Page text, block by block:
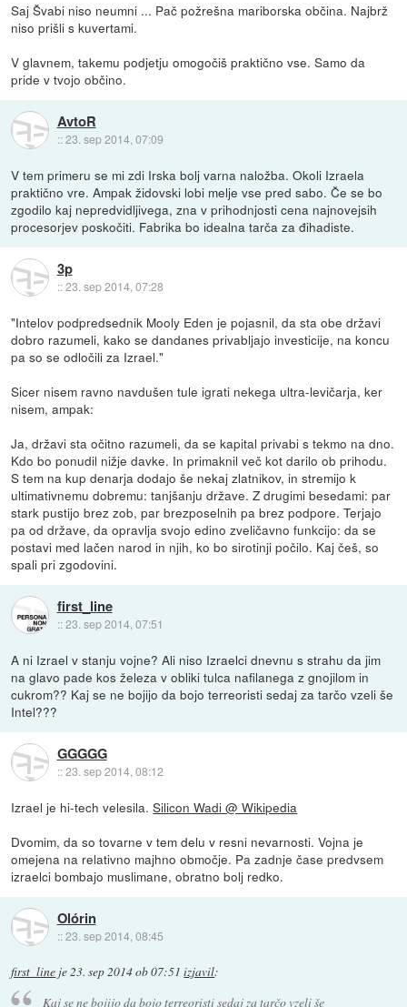
Saj Švabi niso neumni ... Pač požrešna mariborska občina. Najbrž
niso prišli s kuvertami.
V glavnem, takemu podjetju omogočiš praktično vse. Samo da
pride v tvojo občino.
AvtoR
::23. sep 2014, 07:09
V tem primeru se mi zdi Irska bolj varna naložba. Okoli Izraela
praktično vre. Ampak židovski lobi melje vse pred sabo. Če se bo
zgodilo kaj nepredvidljivega, zna v prihodnjosti cena najnovejsih
procesorjev poskočiti. Fabrika bo idealna tarča za đihadiste.
3p
::23. sep 2014, 07:28
"Intelov podpredsednik Mooly Eden je pojasnil, da sta obe državi
dobro razumeli, kako se dandanes privabljajo investicije, na koncu
pa so se odločili za Izrael."
Sicer nisem ravno navdušen tule igrati nekega ultra-levičarja, ker
nisem, ampak:
Ja, državi sta očitno razumeli, da se kapital privabi s tekmo na dno.
Kdo bo ponudil nižje davke. In primaknil več kot darilo ob prihodu.
S tem na kup denarja dodajo še nekaj zlatnikov, in stremijo k
ultimativnemu dobremu: tanjšanju države. Z drugimi besedami: par
stark pustijo brez zob, par brezposelnih pa brez podpore. Terjajo
pa od države, da opravlja svojo edino zveličavno funkcijo: da se
postavi med lačen narod in njih, ko bo sirotinji počilo. Kaj češ, so
spali pri zgodovini.
first_line
::23. sep 2014, 07:51
A ni Izrael v stanju vojne? Ali niso Izraelci dnevnu s strahu da jim
na glavo pade kos železa v obliki tulca nafilanega z gnojilom in
cukrom?? Kaj se ne bojijo da bojo terreoristi sedaj za tarčo vzeli še
Intel???
GGGGG
::23. sep 2014, 08:12
Izrael je hi-tech velesila.Silicon Wadi @ Wikipedia
Dvomim, da so tovarne v tem delu v resni nevarnosti. Vojna je
omejena na relativno majhno območje. Pa zadnje čase predvsem
izraelci bombajo muslimane, obratno bolj redko.
Olórin
::23. sep 2014, 08:45
first_line je23. sep 2014 ob 07:51 izjavil:
Kaj se ne bojijo da bojo terreoristi sedaj za tarčo vzeli še